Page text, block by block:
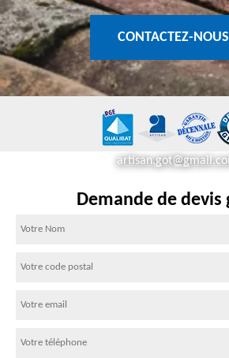
CONTACTEZ-NOUS
Demande de devis